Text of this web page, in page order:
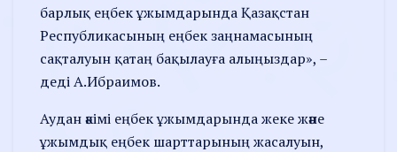
барлық еңбек ұжымдарында Қазақстан
Республикасының еңбек заңнамасының
сақталуын қатаң бақылауға алыңыздар», –
деді А.Ибраимов.
Аудан әкімі еңбек ұжымдарында жеке және
ұжымдық еңбек шарттарының жасалуын,